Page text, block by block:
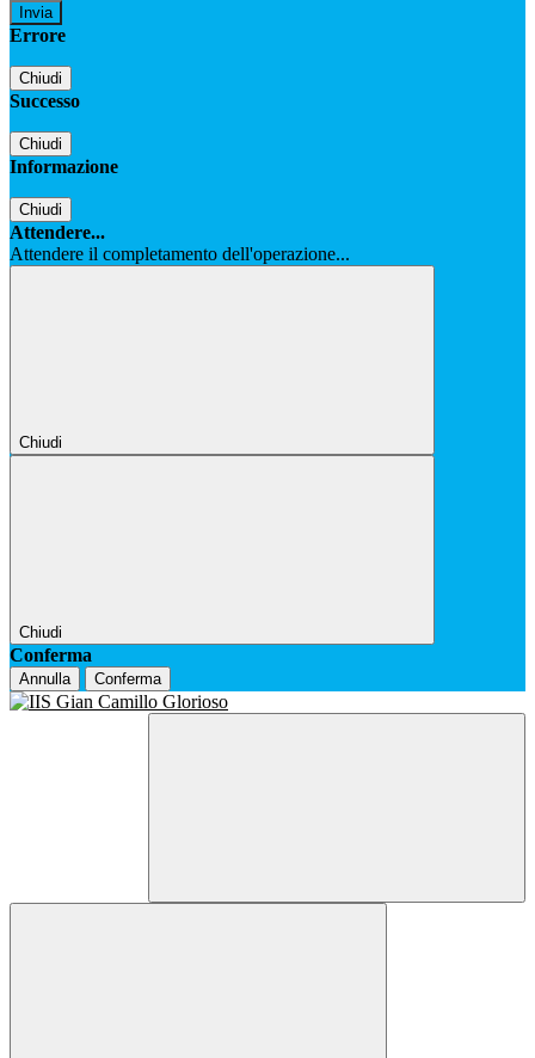
Errore
Chiudi
Successo
Chiudi
Informazione
Chiudi
Attendere...
Attendere il completamento dell'operazione...
Chiudi
Chiudi
Conferma
Annulla Conferma